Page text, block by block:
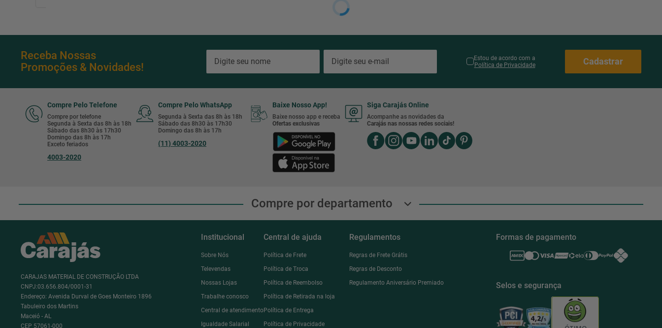
Receba Nossas
Promoções & Novidades!
Estou de acordo com a
Política de Privacidade
Cadastrar
Compre Pelo Telefone
Compre por telefone
Segunda à Sexta das 8h às 18h
Sábado das 8h30 às 17h30
Domingo das 8h às 17h
Exceto feriados
4003-2020
Compre Pelo WhatsApp
Segunda à Sexta das 8h às 18h
Sábado das 8h30 às 17h30
Domingo das 8h às 17h
(11) 4003-2020
Baixe Nosso App!
Baixe nosso app e receba
Ofertas exclusivas
Siga Carajás Online
Acompanhe as novidades da
Carajás nas nossas redes sociais!
Compre por departamento
CARAJAS MATERIAL DE CONSTRUÇÃO LTDA
CNPJ:03.656.804/0001-31
Endereço: Avenida Durval de Goes Monteiro 1896
Tabuleiro dos Martins
Maceió - AL
CEP 57061-000
Institucional
Sobre Nós
Televendas
Nossas Lojas
Trabalhe conosco
Central de atendimento
Igualdade Salarial
Central de ajuda
Política de Frete
Política de Troca
Política de Reembolso
Política de Retirada na loja
Política de Entrega
Política de Privacidade
Regulamentos
Regras de Frete Grátis
Regras de Desconto
Regulamento Aniversário Premiado
Formas de pagamento
Selos e segurança